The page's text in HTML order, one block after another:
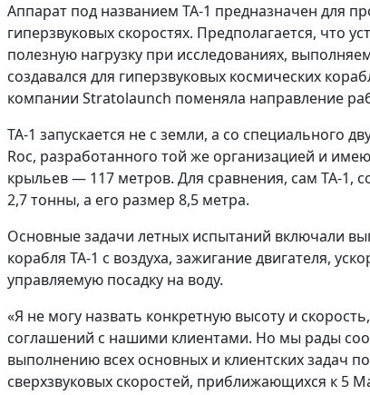
Аппарат под названием TA-1 предназначен для
гиперзвуковых скоростях. Предполагается, что
полезную нагрузку при исследованиях,
создавался для гиперзвуковых космических
компании Stratolaunch поменяла направление
ТА-1 запускается не с земли, а со специального
Roc, разработанного той же организацией и
крыльев — 117 метров. Для сравнения, сам ТА-1,
2,7 тонны, а его размер 8,5 метра.
Основные задачи летных испытаний включали
корабля ТА-1 с воздуха, зажигание двигателя,
управляемую посадку на воду.
«Я не могу назвать конкретную высоту и
соглашений с нашими клиентами. Но мы рады
выполнению всех основных и клиентских задач
сверхзвуковых скоростей, приближающихся к 5